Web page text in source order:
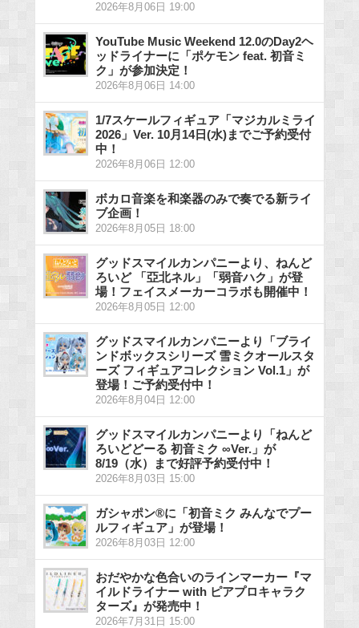
2026年8月06日 19:00
YouTube Music Weekend 12.0のDay2ヘ
ッドライナーに「ポケモン feat. 初音ミ
ク」が参加決定！
2026年8月06日 14:00
1/7スケールフィギュア「マジカルミライ
2026」Ver. 10月14日(水)までご予約受付
中！
2026年8月06日 12:00
ボカロ音楽を和楽器のみで奏でる新ライ
ブ企画！
2026年8月05日 18:00
グッドスマイルカンパニーより、ねんど
ろいど 「亞北ネル」「弱音ハク」が登
場！フェイスメーカーコラボも開催中！
2026年8月05日 12:00
グッドスマイルカンパニーより「ブライ
ンドボックスシリーズ 雪ミクオールスタ
ーズ フィギュアコレクション Vol.1」が
登場！ご予約受付中！
2026年8月04日 12:00
グッドスマイルカンパニーより「ねんど
ろいどどーる 初音ミク ∞Ver.」が
8/19（水）まで好評予約受付中！
2026年8月03日 15:00
ガシャポン®に「初音ミク みんなでプー
ルフィギュア」が登場！
2026年8月03日 12:00
おだやかな色合いのラインマーカー『マ
イルドライナー with ピアプロキャラク
ターズ』が発売中！
2026年7月31日 15:00